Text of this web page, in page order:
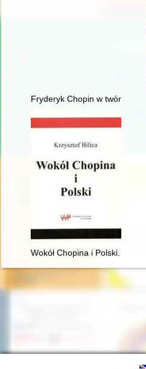
Fryderyk Chopin w
Wokół Chopina i Polski.